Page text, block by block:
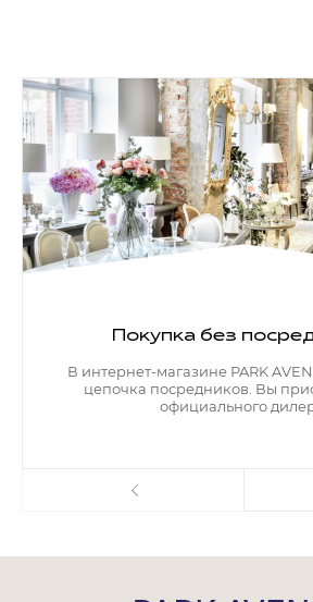
Покупка без
В интернет-магазине PARK
цепочка посредников. Вы
официального